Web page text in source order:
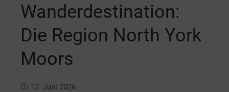
Wanderdestination:
Die Region North York
Moors
12. Juni 2026